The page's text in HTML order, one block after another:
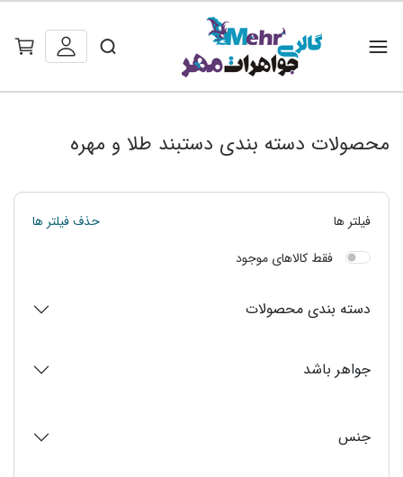
محصولات دسته بندی دستبند طلا و مهره
فیلتر ها
حذف فیلتر ها
فقط کالاهای موجود
دسته بندی محصولات
جواهر باشد
جنس